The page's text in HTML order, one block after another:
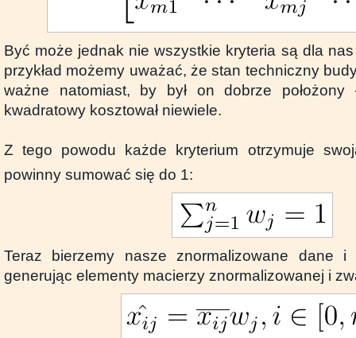
Być może jednak nie wszystkie kryteria są dla
przykład możemy uważać, że stan techniczny
ważne natomiast, by był on dobrze
kwadratowy kosztował niewiele.
Z tego powodu każde kryterium otrzymuje
powinny sumować się do 1:
Teraz bierzemy nasze znormalizowane dane i
generując elementy macierzy znormalizowanej i